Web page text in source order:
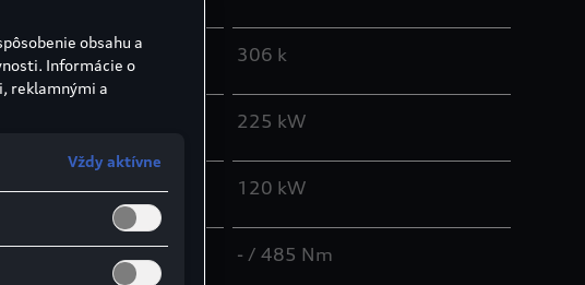
306 k
225 kW
120 kW
- / 485 Nm
obsahu a
Informácie o
reklamnými a
Vždy aktívne